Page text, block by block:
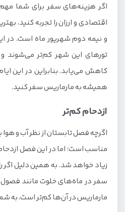
اگر هزینه‌های سفر برای شما
اقتصادی و ارزان را تجربه کنید،
و نیمه دوم شهریور ماه است. در
تورهای این شهر کم‌تر می‌شوند و
کاهش می‌یابد. بنابراین در این
همیشه به مارماریس سفر کنید.
ازدحام کم‌تر
اگرچه فصل تابستان از نظر آب و
مناسب است؛ اما در این فصل
زیاد خواهد شد. به همین دلیل اگر
سفر در ماه‌های خلوت‌ مانند فصول
مارماریس در آن‌ها کم‌تر است، به